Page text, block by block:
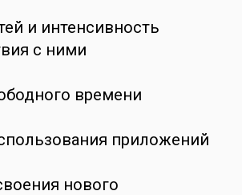
и интенсивность
с ними
времени
приложений
нового